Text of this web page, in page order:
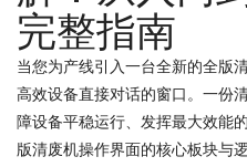
完整指南
当您为产线引入一台全新的全版
高效设备直接对话的窗口。一份
障设备平稳运行、发挥最大效能
版清废机操作界面的核心板块与